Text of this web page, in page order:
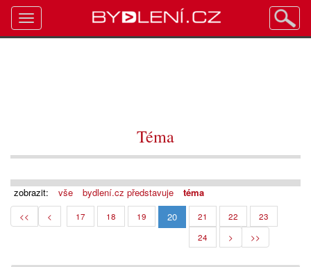
Téma
zobrazit: vše bydlení.cz představuje téma
<< < 17 18 19 20 21 22
23
24
> >>
Toggle
navigation